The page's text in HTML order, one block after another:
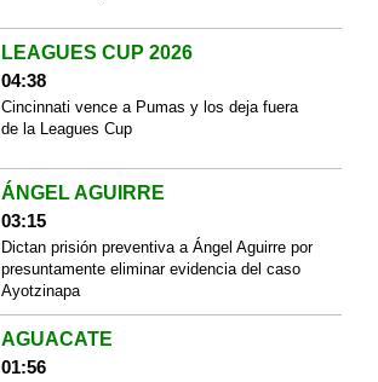
LEAGUES CUP 2026
04:38
Cincinnati vence a Pumas y los deja fuera
de la Leagues Cup
ÁNGEL AGUIRRE
03:15
Dictan prisión preventiva a Ángel Aguirre por
presuntamente eliminar evidencia del caso
Ayotzinapa
AGUACATE
01:56